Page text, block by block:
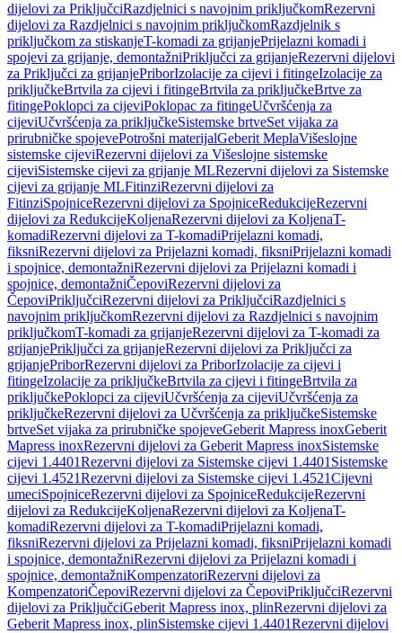
dijelovi za PriključciRazdjelnici s navojnim priključkomRezervni
dijelovi za Razdjelnici s navojnim priključkomRazdjelnik s
priključkom za stiskanjeT-komadi za grijanjePrijelazni komadi i
spojevi za grijanje, demontažniPriključci za grijanjeRezervni dijelovi
za Priključci za grijanjePriborIzolacije za cijevi i fitingeIzolacije za
priključkeBrtvila za cijevi i fitingeBrtvila za priključkeBrtve za
fitingePoklopci za cijeviPoklopac za fitingeUčvršćenja za
cijeviUčvršćenja za priključkeSistemske brtveSet vijaka za
prirubničke spojevePotrošni materijalGeberit MeplaVišeslojne
sistemske cijeviRezervni dijelovi za Višeslojne sistemske
cijeviSistemske cijevi za grijanje MLRezervni dijelovi za Sistemske
cijevi za grijanje MLFitinziRezervni dijelovi za
FitinziSpojniceRezervni dijelovi za SpojniceRedukcijeRezervni
dijelovi za RedukcijeKoljenaRezervni dijelovi za KoljenaT-
komadiRezervni dijelovi za T-komadiPrijelazni komadi,
fiksniRezervni dijelovi za Prijelazni komadi, fiksniPrijelazni komadi
i spojnice, demontažniRezervni dijelovi za Prijelazni komadi i
spojnice, demontažniČepoviRezervni dijelovi za
ČepoviPriključciRezervni dijelovi za PriključciRazdjelnici s
navojnim priključkomRezervni dijelovi za Razdjelnici s navojnim
priključkomT-komadi za grijanjeRezervni dijelovi za T-komadi za
grijanjePriključci za grijanjeRezervni dijelovi za Priključci za
grijanjePriborRezervni dijelovi za PriborIzolacije za cijevi i
fitingeIzolacije za priključkeBrtvila za cijevi i fitingeBrtvila za
priključkePoklopci za cijeviUčvršćenja za cijeviUčvršćenja za
priključkeRezervni dijelovi za Učvršćenja za priključkeSistemske
brtveSet vijaka za prirubničke spojeveGeberit Mapress inoxGeberit
Mapress inoxRezervni dijelovi za Geberit Mapress inoxSistemske
cijevi 1.4401Rezervni dijelovi za Sistemske cijevi 1.4401 Sistemske
cijevi 1.4521Rezervni dijelovi za Sistemske cijevi 1.4521Cijevni
umeciSpojniceRezervni dijelovi za SpojniceRedukcijeRezervni
dijelovi za RedukcijeKoljenaRezervni dijelovi za KoljenaT-
komadiRezervni dijelovi za T-komadiPrijelazni komadi,
fiksniRezervni dijelovi za Prijelazni komadi, fiksniPrijelazni komadi
i spojnice, demontažniRezervni dijelovi za Prijelazni komadi i
spojnice, demontažniKompenzatoriRezervni dijelovi za
KompenzatoriČepoviRezervni dijelovi za ČepoviPriključciRezervni
dijelovi za PriključciGeberit Mapress inox, plinRezervni dijelovi za
Geberit Mapress inox, plinSistemske cijevi 1.4401Rezervni dijelovi